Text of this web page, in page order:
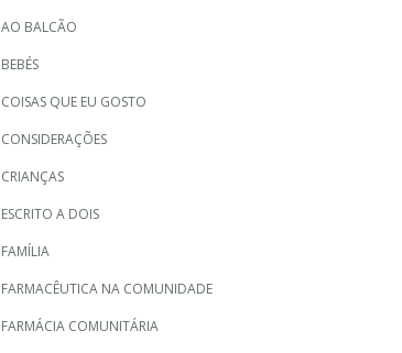
AO BALCÃO
BEBÉS
COISAS QUE EU GOSTO
CONSIDERAÇÕES
CRIANÇAS
ESCRITO A DOIS
FAMÍLIA
FARMACÊUTICA NA COMUNIDADE
FARMÁCIA COMUNITÁRIA